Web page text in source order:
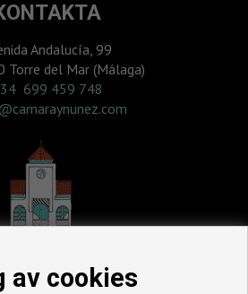
Andalucía, 99
Torre del Mar (Málaga)
699 459 748
av cookies